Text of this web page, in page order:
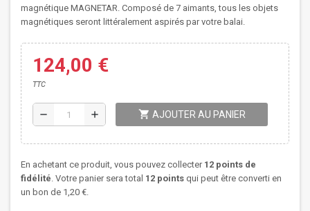
magnétique MAGNETAR. Composé de 7 aimants, tous les objets
magnétiques seront littéralement aspirés par votre balai.
124,00 €
TTC
remove add shopping_cart AJOUTER AU PANIER
En achetant ce produit, vous pouvez collecter 12 points de
fidélité. Votre panier sera total 12 points qui peut être converti en
un bon de 1,20 €.